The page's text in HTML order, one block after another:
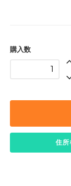
購入数
住所